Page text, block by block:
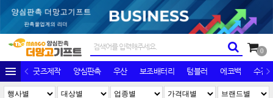
0
굿즈제작 양심판촉 우산 보조배터리 텀블러 에코백 수건/